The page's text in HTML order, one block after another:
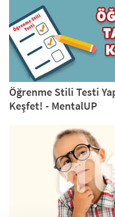
Öğrenme Stili Testi
Keşfet! - MentalUP